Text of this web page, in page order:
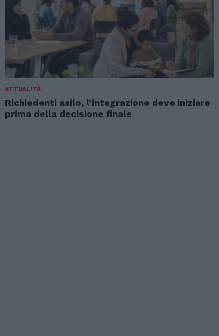
ATTUALITÀ
Richiedenti asilo, l’integrazione deve iniziare
prima della decisione finale